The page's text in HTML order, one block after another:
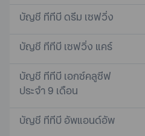
บัญชี ทีทีบี ดรีม เซฟวิ่ง
บัญชี ทีทีบี เซฟวิ่ง แคร์
บัญชี ทีทีบี เอกซ์คลูซีฟ
ประจำ 9 เดือน
บัญชี ทีทีบี อัพแอนด์อัพ